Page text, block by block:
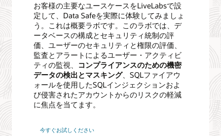
お客様の主要なユースケースをLiveLabsで設
定して、Data Safeを実際に体験してみましょ
う。これは概要ラボです。このラボでは、デ
ータベースの構成とセキュリティ統制の評
価、ユーザーのセキュリティと権限の評価、
監査とアラートによるユーザー・アクティビ
ティの監視、 コンプライアンスのための機密
データの検出とマスキング、SQLファイアウ
ォールを使用したSQLインジェクションおよ
び侵害されたアカウントからのリスクの軽減
に焦点を当てます。
今すぐお試しください